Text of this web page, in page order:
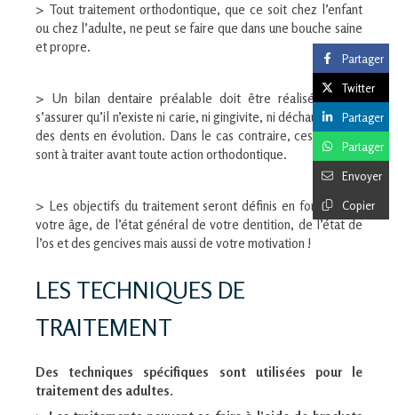
> Tout traitement orthodontique, que ce soit chez l’enfant
ou chez l’adulte, ne peut se faire que dans une bouche saine
et propre.
> Un bilan dentaire préalable doit être réalisé afin de
s’assurer qu’il n’existe ni carie, ni gingivite, ni déchaussement
des dents en évolution. Dans le cas contraire, ces troubles
sont à traiter avant toute action orthodontique.
> Les objectifs du traitement seront définis en fonction de
votre âge, de l’état général de votre dentition, de l’état de
l’os et des gencives mais aussi de votre motivation !
LES TECHNIQUES DE
TRAITEMENT
Des techniques spécifiques sont utilisées pour le
traitement des adultes.
Partager
Twitter
Partager
Partager
Envoyer
Copier